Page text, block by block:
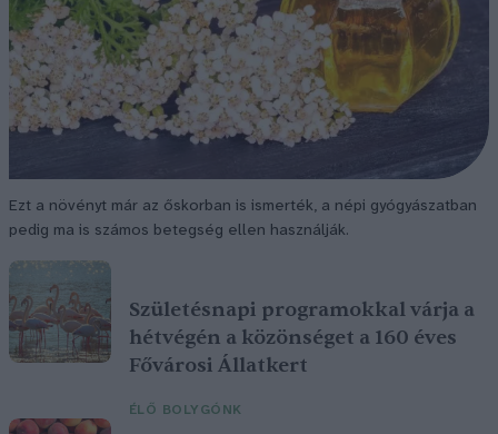
Ezt a növényt már az őskorban is ismerték, a népi gyógyászatban
pedig ma is számos betegség ellen használják.
Születésnapi programokkal várja a
hétvégén a közönséget a 160 éves
Fővárosi Állatkert
ÉLŐ BOLYGÓNK